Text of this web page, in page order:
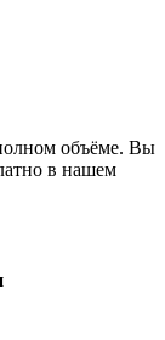
объёме. Вы
в нашем